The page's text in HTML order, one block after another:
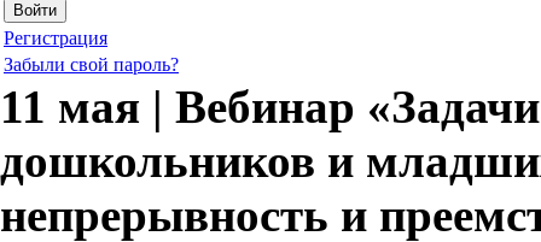
Регистрация
Забыли свой пароль?
11 мая | Вебинар
дошкольников и
непрерывность и